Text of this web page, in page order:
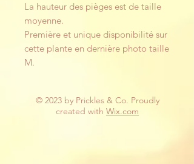
La hauteur des pièges est de taille
moyenne.
Première et unique disponibilité sur
cette plante en dernière photo taille
M.
© 2023 by Prickles & Co. Proudly
created with Wix.com